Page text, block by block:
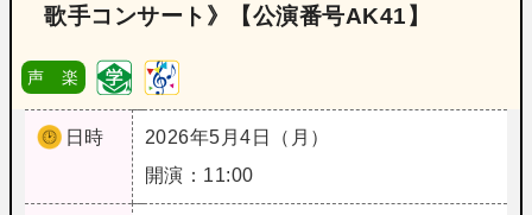
歌手コンサート》【公演番号AK41】
声 楽
日時
2026年5月4日（月）
開演：11:00